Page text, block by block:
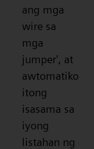
ang mga
wire sa
mga
jumper', at
awtomatiko
itong
isasama sa
iyong
listahan ng